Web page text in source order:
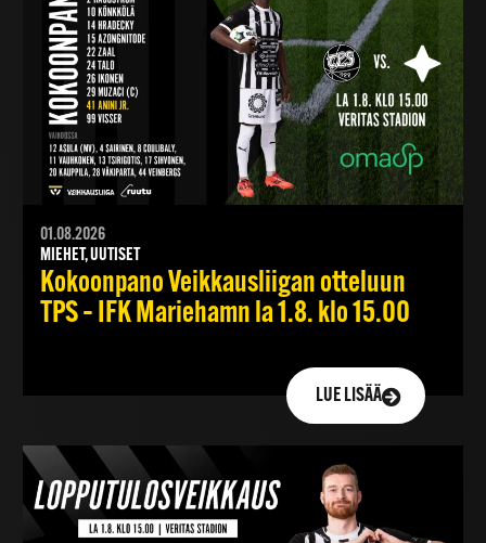
01.08.2026
MIEHET, UUTISET
Kokoonpano Veikkausliigan otteluun
TPS – IFK Mariehamn la 1.8. klo 15.00
LUE LISÄÄ